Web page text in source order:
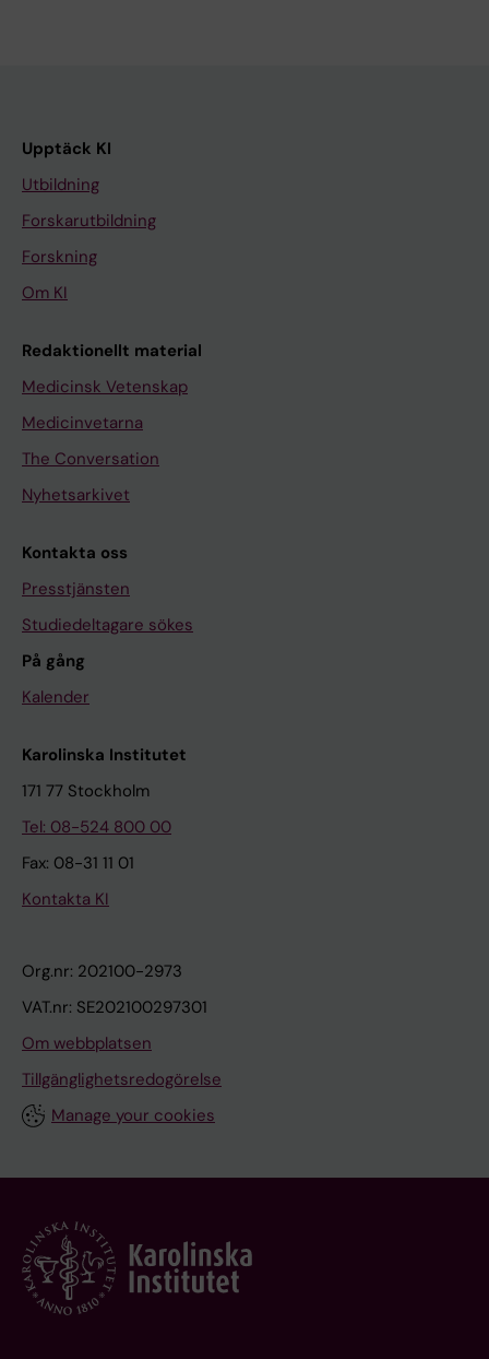
Upptäck KI
Utbildning
Forskarutbildning
Forskning
Om KI
Redaktionellt material
Medicinsk Vetenskap
Medicinvetarna
The Conversation
Nyhetsarkivet
Kontakta oss
Presstjänsten
Studiedeltagare sökes
På gång
Kalender
Karolinska Institutet
171 77 Stockholm
Tel: 08-524 800 00
Fax: 08-31 11 01
Kontakta KI
Org.nr: 202100-2973
VAT.nr: SE202100297301
Om webbplatsen
Tillgänglighetsredogörelse
Manage your cookies